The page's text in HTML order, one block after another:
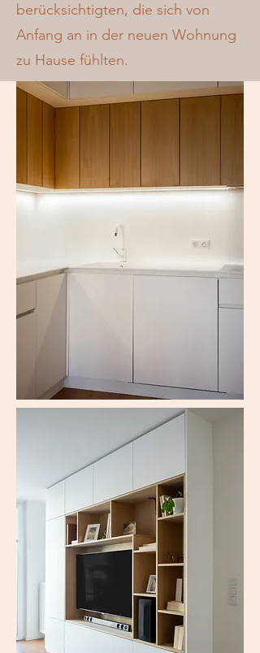
berücksichtigten, die sich von
Anfang an in der neuen Wohnung
zu Hause fühlten.